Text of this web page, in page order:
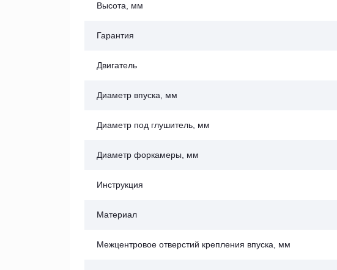
Высота, мм
Гарантия
Двигатель
Диаметр впуска, мм
Диаметр под глушитель, мм
Диаметр форкамеры, мм
Инструкция
Материал
Межцентровое отверстий крепления впуска, мм